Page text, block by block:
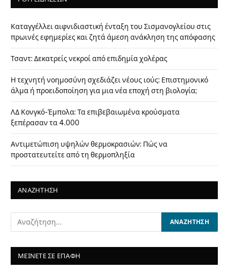
Καταγγέλλει αιφνιδιαστική ένταξη του Σισμανογλείου στις
πρωινές εφημερίες και ζητά άμεση ανάκληση της απόφασης
Τσαντ: Δεκατρείς νεκροί από επιδημία χολέρας
Η τεχνητή νοημοσύνη σχεδιάζει νέους ιούς: Επιστημονικό
άλμα ή προειδοποίηση για μια νέα εποχή στη βιολογία;
ΛΔ Κονγκό-Έμπολα: Τα επιβεβαιωμένα κρούσματα
ξεπέρασαν τα 4.000
Αντιμετώπιση υψηλών θερμοκρασιών: Πώς να
προστατευτείτε από τη θερμοπληξία
ΑΝΑΖΗΤΗΣΗ
ΜΕΙΝΕΤΕ ΣΕ ΕΠΑΦΗ